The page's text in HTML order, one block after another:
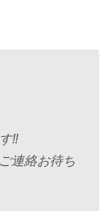
‼
連絡お待ち